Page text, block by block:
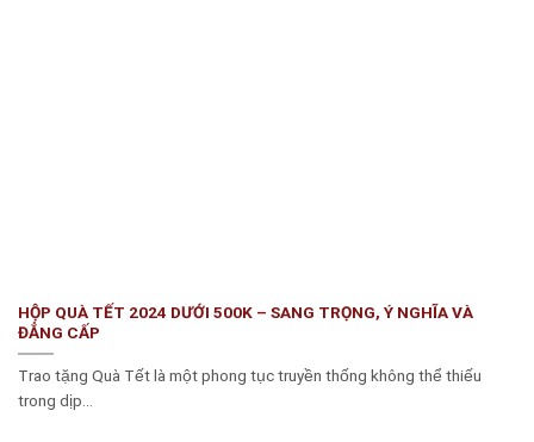
HỘP QUÀ TẾT 2024 DƯỚI 500K – SANG TRỌNG, Ý NGHĨA VÀ
ĐẲNG CẤP
Trao tặng Quà Tết là một phong tục truyền thống không thể thiếu
trong dịp...